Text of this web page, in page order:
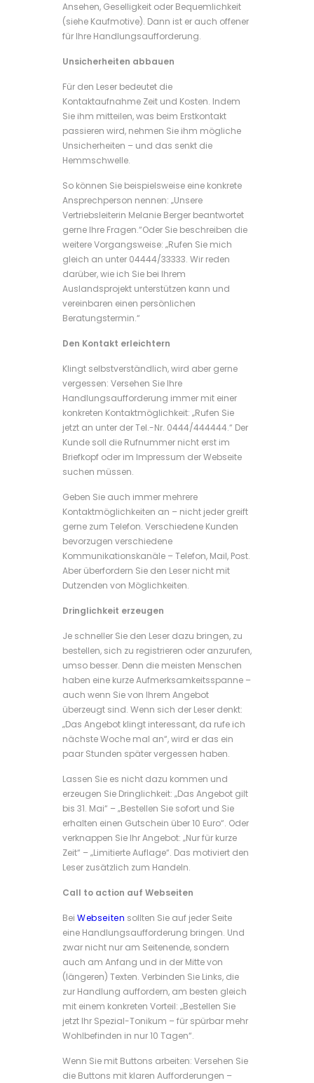
Ansehen, Geselligkeit oder Bequemlichkeit
(siehe Kaufmotive). Dann ist er auch offener
für Ihre Handlungsaufforderung.
Unsicherheiten abbauen
Für den Leser bedeutet die
Kontaktaufnahme Zeit und Kosten. Indem
Sie ihm mitteilen, was beim Erstkontakt
passieren wird, nehmen Sie ihm mögliche
Unsicherheiten – und das senkt die
Hemmschwelle.
So können Sie beispielsweise eine konkrete
Ansprechperson nennen: „Unsere
Vertriebsleiterin Melanie Berger beantwortet
gerne Ihre Fragen.“Oder Sie beschreiben die
weitere Vorgangsweise: „Rufen Sie mich
gleich an unter 04444/33333. Wir reden
darüber, wie ich Sie bei Ihrem
Auslandsprojekt unterstützen kann und
vereinbaren einen persönlichen
Beratungstermin.“
Den Kontakt erleichtern
Klingt selbstverständlich, wird aber gerne
vergessen: Versehen Sie Ihre
Handlungsaufforderung immer mit einer
konkreten Kontaktmöglichkeit: „Rufen Sie
jetzt an unter der Tel.-Nr. 0444/444444.“ Der
Kunde soll die Rufnummer nicht erst im
Briefkopf oder im Impressum der Webseite
suchen müssen.
Geben Sie auch immer mehrere
Kontaktmöglichkeiten an – nicht jeder greift
gerne zum Telefon. Verschiedene Kunden
bevorzugen verschiedene
Kommunikationskanäle – Telefon, Mail, Post.
Aber überfordern Sie den Leser nicht mit
Dutzenden von Möglichkeiten.
Dringlichkeit erzeugen
Je schneller Sie den Leser dazu bringen, zu
bestellen, sich zu registrieren oder anzurufen,
umso besser. Denn die meisten Menschen
haben eine kurze Aufmerksamkeitsspanne –
auch wenn Sie von Ihrem Angebot
überzeugt sind. Wenn sich der Leser denkt:
„Das Angebot klingt interessant, da rufe ich
nächste Woche mal an“, wird er das ein
paar Stunden später vergessen haben.
Lassen Sie es nicht dazu kommen und
erzeugen Sie Dringlichkeit: „Das Angebot gilt
bis 31. Mai“ – „Bestellen Sie sofort und Sie
erhalten einen Gutschein über 10 Euro“. Oder
verknappen Sie Ihr Angebot: „Nur für kurze
Zeit“ – „Limitierte Auflage“. Das motiviert den
Leser zusätzlich zum Handeln.
Call to action auf Webseiten
Bei Webseiten sollten Sie auf jeder Seite
eine Handlungsaufforderung bringen. Und
zwar nicht nur am Seitenende, sondern
auch am Anfang und in der Mitte von
(längeren) Texten. Verbinden Sie Links, die
zur Handlung auffordern, am besten gleich
mit einem konkreten Vorteil: „Bestellen Sie
jetzt Ihr Spezial-Tonikum – für spürbar mehr
Wohlbefinden in nur 10 Tagen“.
Wenn Sie mit Buttons arbeiten: Versehen Sie
die Buttons mit klaren Aufforderungen –